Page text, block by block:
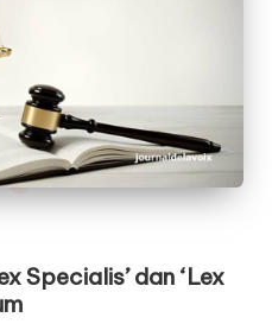
Specialis’ dan ‘Lex